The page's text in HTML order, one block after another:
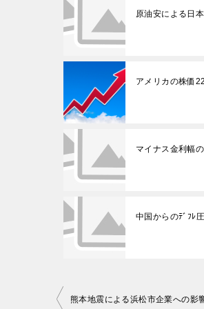
原油安による日
アメリカの株価
マイナス金利幅
中国からのﾃﾞﾌﾚ
投熊本地震による浜松市企業への影